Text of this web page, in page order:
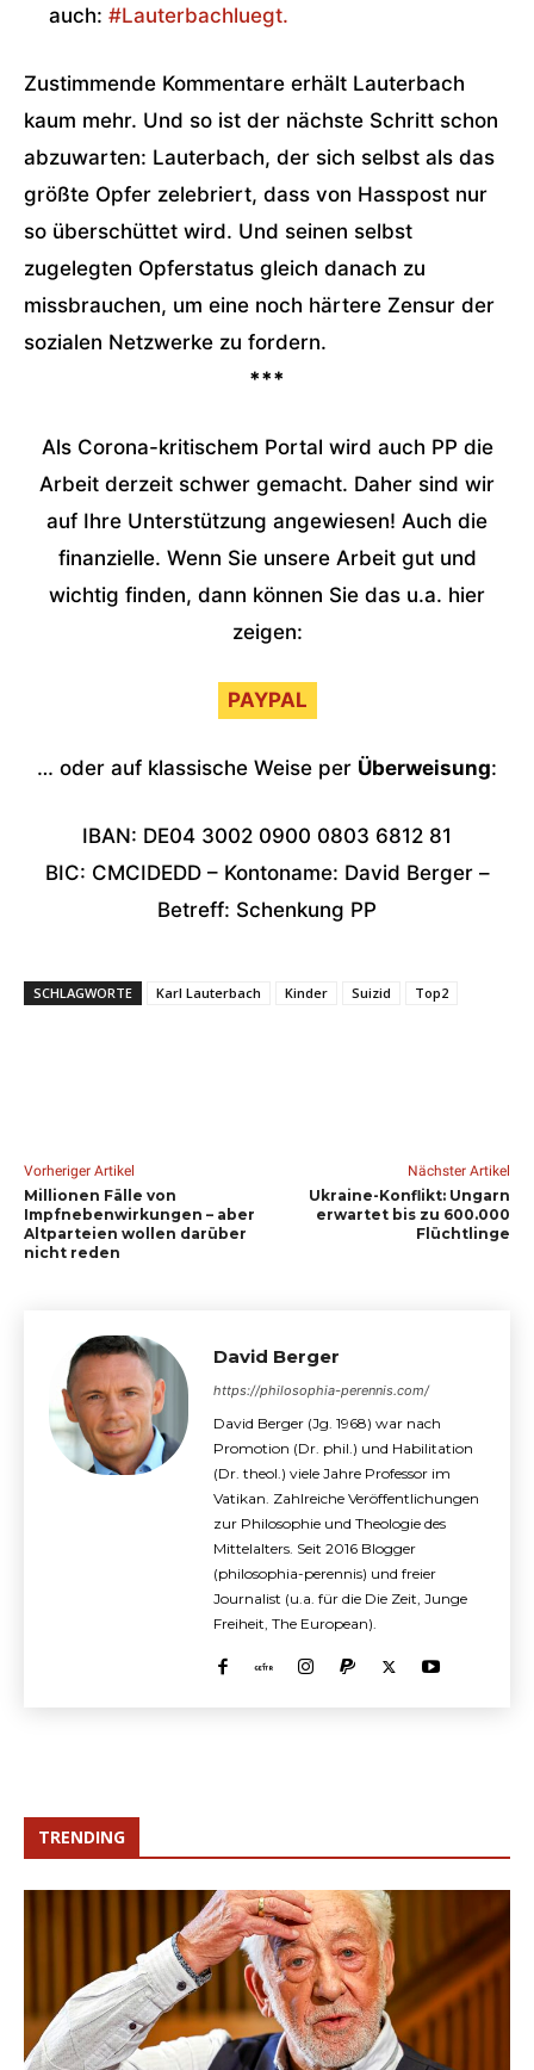
auch: #Lauterbachluegt.
Zustimmende Kommentare erhält Lauterbach
kaum mehr. Und so ist der nächste Schritt schon
abzuwarten: Lauterbach, der sich selbst als das
größte Opfer zelebriert, dass von Hasspost nur
so überschüttet wird. Und seinen selbst
zugelegten Opferstatus gleich danach zu
missbrauchen, um eine noch härtere Zensur der
sozialen Netzwerke zu fordern.
***
Als Corona-kritischem Portal wird auch PP die
Arbeit derzeit schwer gemacht. Daher sind wir
auf Ihre Unterstützung angewiesen! Auch die
finanzielle. Wenn Sie unsere Arbeit gut und
wichtig finden, dann können Sie das u.a. hier
zeigen:
PAYPAL
… oder auf klassische Weise per Überweisung:
IBAN: DE04 3002 0900 0803 6812 81
BIC: CMCIDEDD – Kontoname: David Berger –
Betreff: Schenkung PP
SCHLAGWORTE Karl Lauterbach Kinder Suizid Top2
Vorheriger Artikel
Millionen Fälle von
Impfnebenwirkungen – aber
Altparteien wollen darüber
nicht reden
Nächster Artikel
Ukraine-Konflikt: Ungarn
erwartet bis zu 600.000
Flüchtlinge
David Berger
https://philosophia-perennis.com/
David Berger (Jg. 1968) war nach
Promotion (Dr. phil.) und Habilitation
(Dr. theol.) viele Jahre Professor im
Vatikan. Zahlreiche Veröffentlichungen
zur Philosophie und Theologie des
Mittelalters. Seit 2016 Blogger
(philosophia-perennis) und freier
Journalist (u.a. für die Die Zeit, Junge
Freiheit, The European).
TRENDING